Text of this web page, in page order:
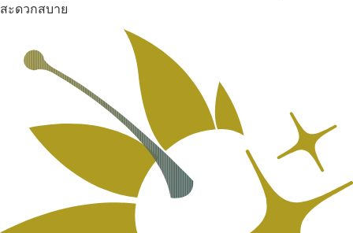
สะดวกสบาย